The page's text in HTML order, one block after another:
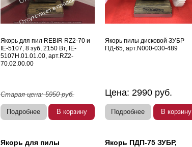
Якорь для пил REBIR RZ2-70 и
IE-5107, 8 зуб, 2150 Вт, IE-
5107H.01.01.00, арт.RZ2-
70.02.00.00
Старая цена:5950руб.
Подробнее В корзину
Якорь пилы дисковой ЗУБР
ПД-65, арт.N000-030-489
Цена:2990 руб.
Подробнее В корзину
Якорь для пилы
Якорь ПДП-75 ЗУБР,